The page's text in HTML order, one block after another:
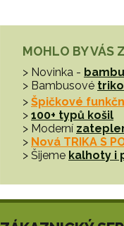
MOHLO BY VÁS
> Novinka -
> Bambusové
> Špičkové
> 100+ typů košil
> Moderní
> Nová TRIKA S
> Šijeme kalhoty i